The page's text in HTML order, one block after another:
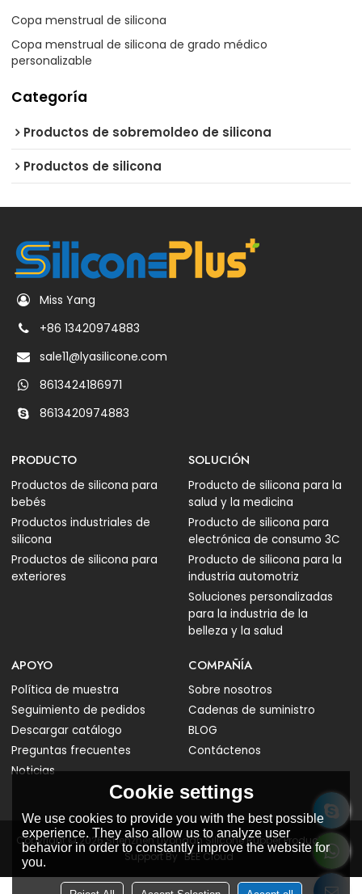
Copa menstrual de silicona
Copa menstrual de silicona de grado médico
personalizable
Categoría
Productos de sobremoldeo de silicona
Productos de silicona
Miss Yang
+86 13420974883
sale11@lyasilicone.com
8613424186971
8613420974883
PRODUCTO
Productos de silicona para
bebés
Productos industriales de
silicona
Productos de silicona para
exteriores
SOLUCIÓN
Producto de silicona para la
salud y la medicina
Producto de silicona para
electrónica de consumo 3C
Producto de silicona para la
industria automotriz
Soluciones personalizadas
para la industria de la
belleza y la salud
APOYO
Política de muestra
Seguimiento de pedidos
Descargar catálogo
Preguntas frecuentes
Noticias
COMPAÑÍA
Sobre nosotros
Cadenas de suministro
BLOG
Contáctenos
Copyright © 2026Shenzhen Liyongan Silicone Rubber Products Co.
Support By BEE Cloud
Cookie settings
We use cookies to provide you with the best possible
experience. They also allow us to analyze user
behavior in order to constantly improve the website for
you.